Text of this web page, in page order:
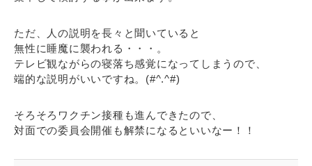
ただ、人の説明を長々と聞いていると
無性に睡魔に襲われる・・・。
テレビ観ながらの寝落ち感覚になってしまうので、
端的な説明がいいですね。(#^.^#)
そろそろワクチン接種も進んできたので、
対面での委員会開催も解禁になるといいなー！！